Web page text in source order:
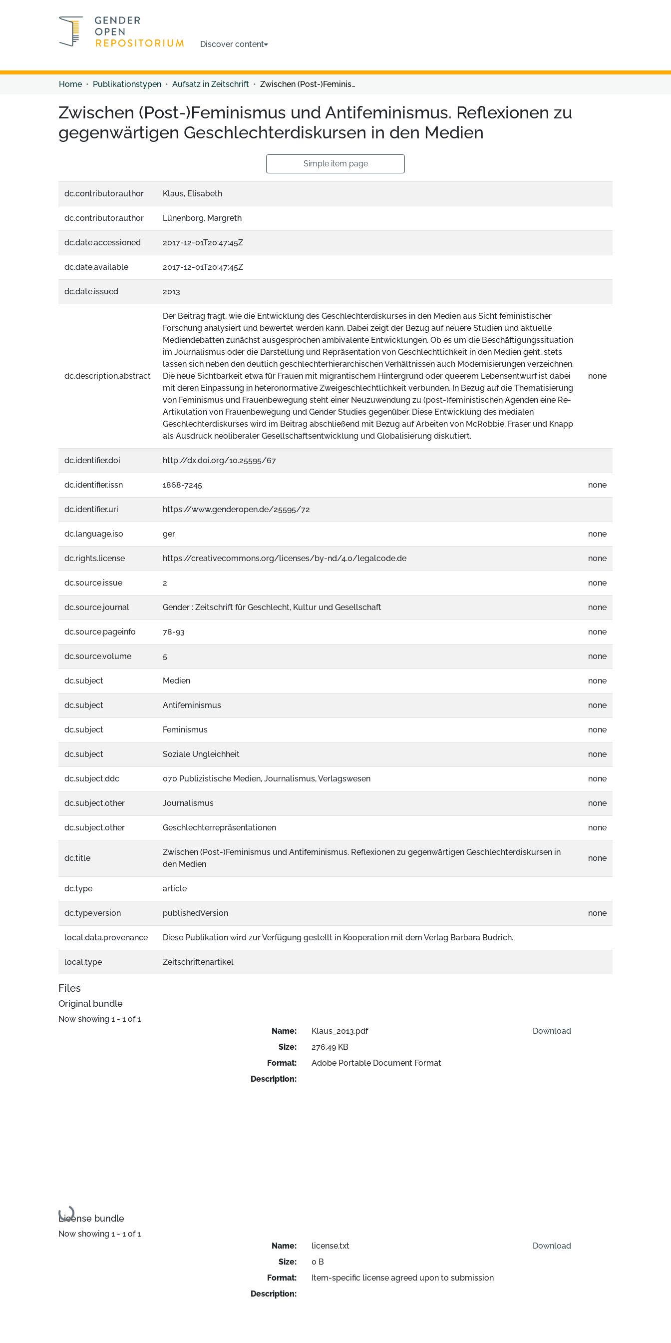
Discover content
Home Publikationstypen Aufsatz in Zeitschrift Zwischen (Post-)Feminismus und Antifeminismus. Reflexionen zu gegenwärtigen Geschlechterdiskursen in den Medien
Zwischen (Post-)Feminismus und Antifeminismus. Reflexionen zu
gegenwärtigen Geschlechterdiskursen in den Medien
Simple item page
dc.contributor.author Klaus, Elisabeth
dc.contributor.author Lünenborg, Margreth
dc.date.accessioned 2017-12-01T20:47:45Z
dc.date.available 2017-12-01T20:47:45Z
dc.date.issued 2013
dc.description.abstract
Der Beitrag fragt, wie die Entwicklung des Geschlechterdiskurses in den Medien aus Sicht feministischer
Forschung analysiert und bewertet werden kann. Dabei zeigt der Bezug auf neuere Studien und aktuelle
Mediendebatten zunächst ausgesprochen ambivalente Entwicklungen. Ob es um die Beschäftigungssituation
im Journalismus oder die Darstellung und Repräsentation von Geschlechtlichkeit in den Medien geht, stets
lassen sich neben den deutlich geschlechterhierarchischen Verhältnissen auch Modernisierungen verzeichnen.
Die neue Sichtbarkeit etwa für Frauen mit migrantischem Hintergrund oder queerem Lebensentwurf ist dabei
mit deren Einpassung in heteronormative Zweigeschlechtlichkeit verbunden. In Bezug auf die Thematisierung
von Feminismus und Frauenbewegung steht einer Neuzuwendung zu (post-)feministischen Agenden eine Re-
Artikulation von Frauenbewegung und Gender Studies gegenüber. Diese Entwicklung des medialen
Geschlechterdiskurses wird im Beitrag abschließend mit Bezug auf Arbeiten von McRobbie, Fraser und Knapp
als Ausdruck neoliberaler Gesellschaftsentwicklung und Globalisierung diskutiert.
none
dc.identifier.doi http://dx.doi.org/10.25595/67
dc.identifier.issn 1868-7245 none
dc.identifier.uri https://www.genderopen.de/25595/72
dc.language.iso ger none
dc.rights.license https://creativecommons.org/licenses/by-nd/4.0/legalcode.de none
dc.source.issue 2 none
dc.source.journal Gender : Zeitschrift für Geschlecht, Kultur und Gesellschaft none
dc.source.pageinfo 78-93 none
dc.source.volume 5 none
dc.subject Medien none
dc.subject Antifeminismus none
dc.subject Feminismus none
dc.subject Soziale Ungleichheit none
dc.subject.ddc 070 Publizistische Medien, Journalismus, Verlagswesen none
dc.subject.other Journalismus none
dc.subject.other Geschlechterrepräsentationen none
dc.title
Zwischen (Post-)Feminismus und Antifeminismus. Reflexionen zu gegenwärtigen Geschlechterdiskursen in
den Medien
none
dc.type article
dc.type.version publishedVersion none
local.data.provenance Diese Publikation wird zur Verfügung gestellt in Kooperation mit dem Verlag Barbara Budrich.
local.type Zeitschriftenartikel
Files
Original bundle
Now showing 1 - 1 of 1
Loading...
Name:
Klaus_2013.pdf
Size:
276.49 KB
Format:
Adobe Portable Document Format
Description:
Download
License bundle
Now showing 1 - 1 of 1
Name:
license.txt
Size:
0 B
Format:
Item-specific license agreed upon to submission
Description:
Download